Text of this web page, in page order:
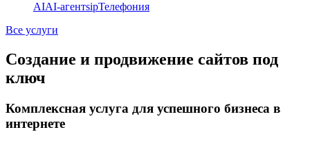
AIAI-агентsipТелефония
Все услуги
Создание и продвижение сайтов под
ключ
Комплексная услуга для успешного бизнеса в
интернете